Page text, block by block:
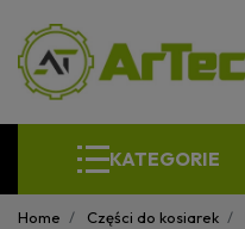
KATEGORIE
Home Części do kosiarek